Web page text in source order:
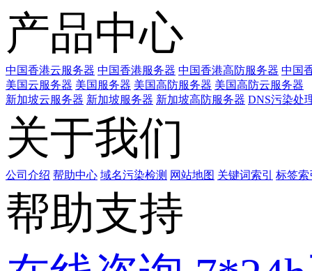
产品中心
中国香港云服务器 中国香港服务器 中国香港高防服务器 中国
美国云服务器 美国服务器 美国高防服务器 美国高防云服务器
新加坡云服务器 新加坡服务器 新加坡高防服务器 DNS污染处
关于我们
公司介绍 帮助中心 域名污染检测 网站地图 关键词索引 标签索
帮助支持